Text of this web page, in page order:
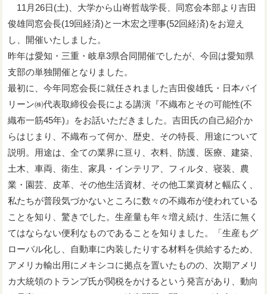
11月26日(土)、大学から山㟢哲哉学長、同窓会本部より吉田
俊雄同窓会長(19回経済)と一木宏之理事(52回経済)をお迎え
し、開催いたしました。
昨年は愛知・三重・岐阜3県合同開催でしたが、今回は愛知県
支部の単独開催となりました。
最初に、今年同窓会長に就任されました吉田俊雄氏・日本バイ
リーン㈱代表取締役会長による講演『不織布とその可能性(不
織布一筋45年)』をお話いただきました。吉田氏の自己紹介か
らはじまり、不織布って何か、歴史、その特長、用途について
説明。用途は、全ての業界に亘り、衣料、防護、医療、建築、
土木、車両、衛生、家具・インテリア、フィルタ、寝装、農
業・園芸、皮革、その他生活資材、その他工業資材と幅広く、
私たちが普段気づかないところに数々の不織布が使われている
ことを知り、驚きでした。生産量も年々増え続け、生活に無く
てはならない便利なものであることを知りました。「生産もグ
ローバル化し、自動車に内装したりする材料を供給するため、
アメリカ輸出用にメキシコに拠点を置いたものの、次期アメリ
カ大統領のトランプ氏が関税をかけるという発言があり、動向